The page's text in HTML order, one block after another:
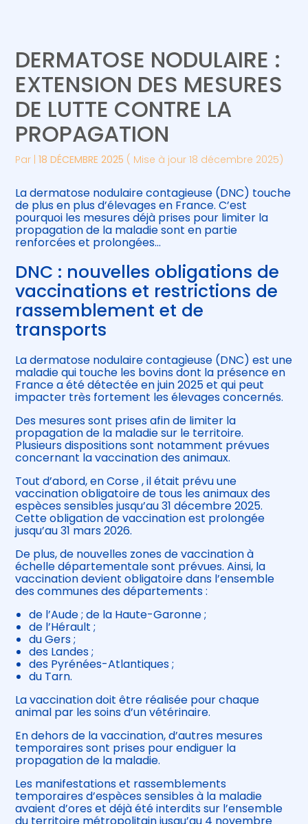
Gérer votre quotidien
Piloter votre entreprise
Développer votre entreprise
Être prêt pour la facturation
électronique
Suivre votre comptabilité
Gérer vos ressources humaines
DERMATOSE NODULAIRE :
EXTENSION DES MESURES
DE LUTTE CONTRE LA
PROPAGATION
Par |18 DÉCEMBRE 2025 ( Mise à jour 18 décembre 2025)
La dermatose nodulaire contagieuse (DNC) touche
de plus en plus d’élevages en France. C’est
pourquoi les mesures déjà prises pour limiter la
propagation de la maladie sont en partie
renforcées et prolongées…
DNC : nouvelles obligations de
vaccinations et restrictions de
rassemblement et de
transports
La dermatose nodulaire contagieuse (DNC) est une
maladie qui touche les bovins dont la présence en
France a été détectée en juin 2025 et qui peut
impacter très fortement les élevages concernés.
Des mesures sont prises afin de limiter la
propagation de la maladie sur le territoire.
Plusieurs dispositions sont notamment prévues
concernant la vaccination des animaux.
Tout d’abord, en Corse , il était prévu une
vaccination obligatoire de tous les animaux des
espèces sensibles jusqu’au 31 décembre 2025.
Cette obligation de vaccination est prolongée
jusqu’au 31 mars 2026.
De plus, de nouvelles zones de vaccination à
échelle départementale sont prévues. Ainsi, la
vaccination devient obligatoire dans l’ensemble
des communes des départements :
de l’Aude ; de la Haute-Garonne ;
de l’Hérault ;
du Gers ;
des Landes ;
des Pyrénées-Atlantiques ;
du Tarn.
La vaccination doit être réalisée pour chaque
animal par les soins d’un vétérinaire.
En dehors de la vaccination, d’autres mesures
temporaires sont prises pour endiguer la
propagation de la maladie.
Les manifestations et rassemblements
temporaires d’espèces sensibles à la maladie
avaient d’ores et déjà été interdits sur l’ensemble